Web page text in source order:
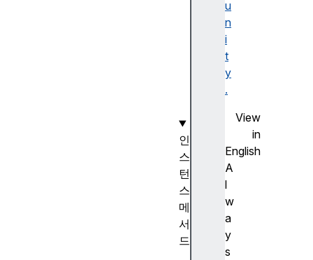
u
n
i
t
y
.
View
in
English
A
l
w
a
y
s
인
스
턴
스
메
서
드